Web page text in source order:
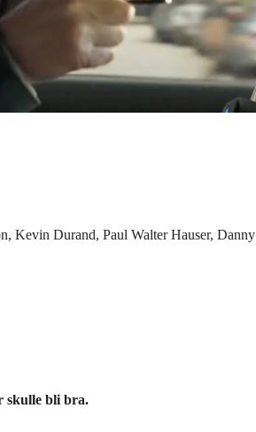
Kevin Durand, Paul Walter Hauser, Danny
skulle bli bra.